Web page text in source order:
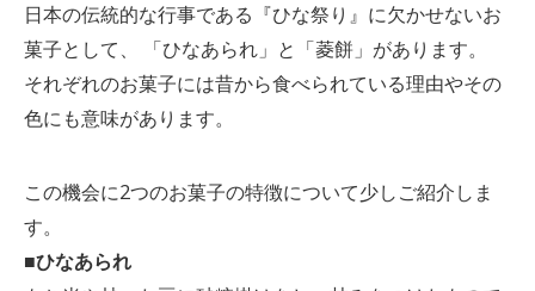
日本の伝統的な行事である『ひな祭り』に欠かせないお
菓子として、 「ひなあられ」と「菱餅」があります。
それぞれのお菓子には昔から食べられている理由やその
色にも意味があります。
この機会に2つのお菓子の特徴について少しご紹介しま
す。
■ひなあられ